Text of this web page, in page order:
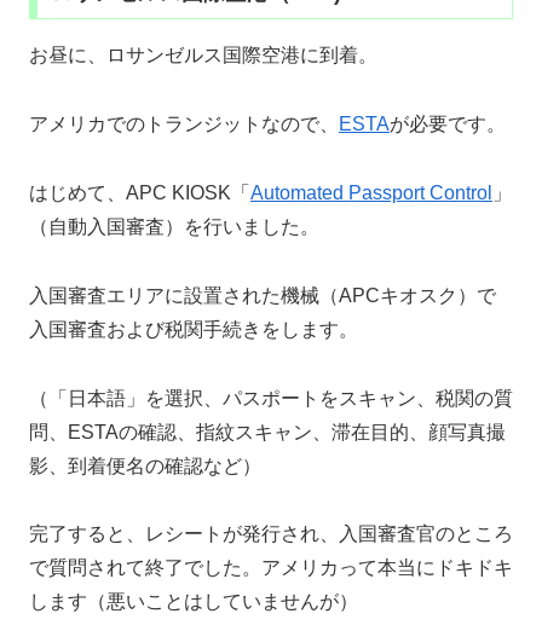
お昼に、ロサンゼルス国際空港に到着。
アメリカでのトランジットなので、 ESTAが必要です。
はじめて、APC KIOSK「 Automated Passport Control 」
（自動入国審査）を行いました。
入国審査エリアに設置された機械（APCキオスク）で
入国審査および税関手続きをします。
（「日本語」を選択、パスポートをスキャン、税関の質
問、ESTAの確認、指紋スキャン、滞在目的、顔写真撮
影、到着便名の確認など）
完了すると、レシートが発行され、入国審査官のところ
で質問されて終了でした。アメリカって本当にドキドキ
します（悪いことはしていませんが）